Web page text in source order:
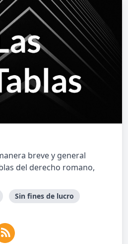
breve y general
del derecho romano,
Sin fines de lucro